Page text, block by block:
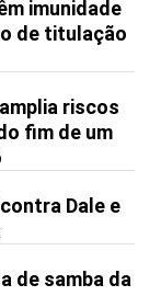
imunidade
de titulação
riscos
fim de um
Dale e
de samba da